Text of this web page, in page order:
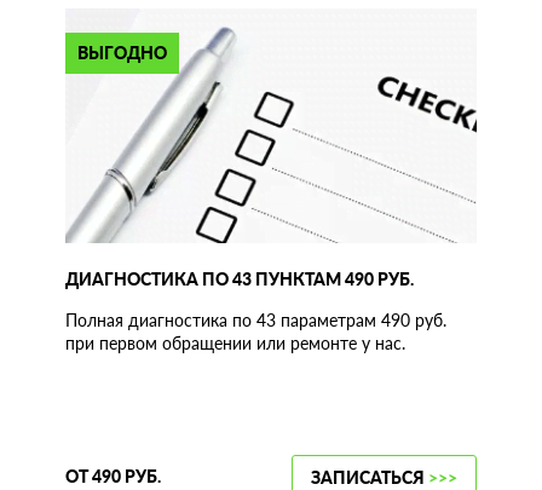
ВЫГОДНО
ДИАГНОСТИКА ПО 43 ПУНКТАМ 490 РУБ.
Полная диагностика по 43 параметрам 490 руб.
при первом обращении или ремонте у нас.
ОТ 490 РУБ. ЗАПИСАТЬСЯ >>>